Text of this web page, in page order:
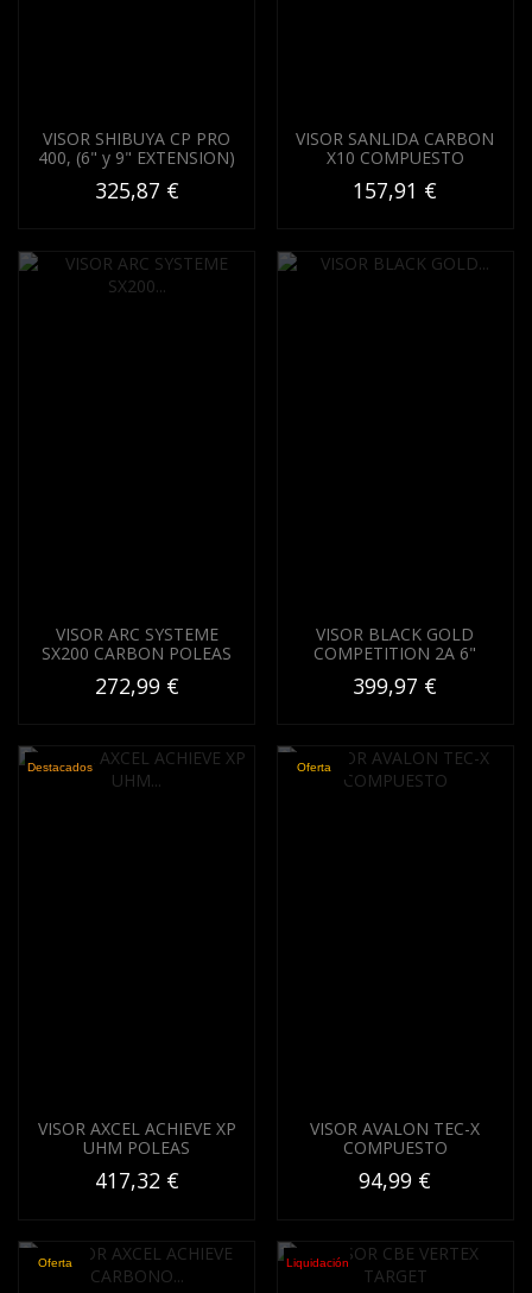
VISOR SHIBUYA CP PRO
400, (6" y 9" EXTENSION)
325,87 €
VISOR SANLIDA CARBON
X10 COMPUESTO
157,91 €
VISOR ARC SYSTEME
SX200 CARBON POLEAS
272,99 €
VISOR BLACK GOLD
COMPETITION 2A 6"
399,97 €
Destacados
VISOR AXCEL ACHIEVE XP
UHM POLEAS
417,32 €
Oferta
VISOR AVALON TEC-X
COMPUESTO
94,99 €
Oferta Liquidación